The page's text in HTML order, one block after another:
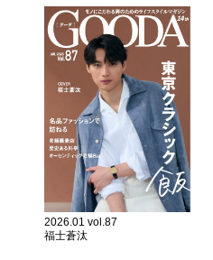
2026.01 vol.87
福士蒼汰